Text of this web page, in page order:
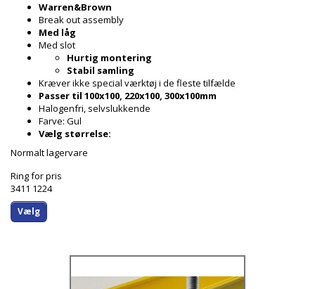
Warren&Brown
Break out assembly
Med låg
Med slot
Hurtig montering
Stabil samling
Kræver ikke special værktøj i de fleste tilfælde
Passer til 100x100, 220x100, 300x100mm
Halogenfri, selvslukkende
Farve: Gul
Vælg størrelse:
Normalt lagervare
Ring for pris
3411 1224
Vælg